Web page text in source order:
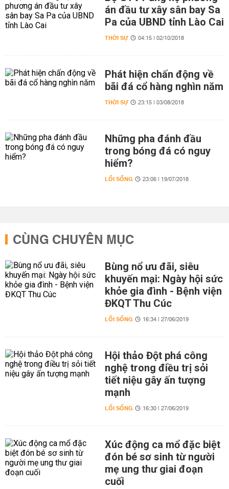
án đầu tư xây sân bay Sa
Pa của UBND tỉnh Lào Cai
THỜI SỰ 04:15 | 02/10/2018
Phát hiện chấn động về
bãi đá cổ hàng nghìn năm
THỜI SỰ 23:15 | 03/08/2018
Những pha đánh đầu
trong bóng đá có nguy
hiểm?
LỐI SỐNG 23:06 | 19/07/2018
CÙNG CHUYÊN MỤC
Bùng nổ ưu đãi, siêu
khuyến mại: Ngày hội sức
khỏe gia đình - Bệnh viện
ĐKQT Thu Cúc
LỐI SỐNG 16:34 | 27/06/2019
Hội thảo Đột phá công
nghệ trong điều trị sỏi
tiết niệu gây ấn tượng
mạnh
LỐI SỐNG 16:30 | 27/06/2019
Xúc động ca mổ đặc biệt
đón bé sơ sinh từ người
mẹ ung thư giai đoạn
cuối